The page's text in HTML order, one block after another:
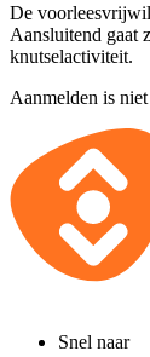
De
Aansluitend gaat
knutselactiviteit.
Aanmelden is
Snel naar